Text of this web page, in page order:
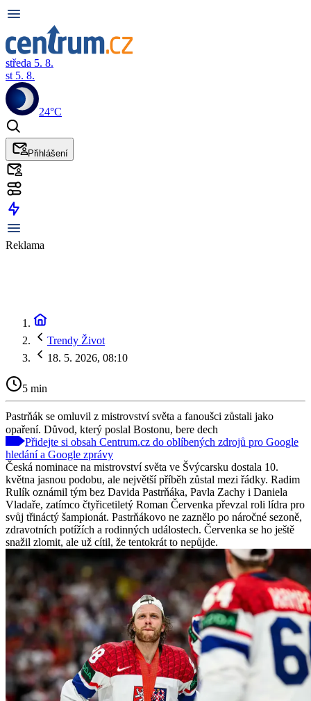
středa 5. 8.
st 5. 8.
24°C
Přihlášení
Reklama
Trendy Život
18. 5. 2026, 08:10
5 min
Pastrňák se omluvil z mistrovství světa a fanoušci zůstali jako
opaření. Důvod, který poslal Bostonu, bere dech
Přidejte si obsah Centrum.cz do oblíbených zdrojů pro Google
hledání a Google zprávy
Česká nominace na mistrovství světa ve Švýcarsku dostala 10.
května jasnou podobu, ale největší příběh zůstal mezi řádky. Radim
Rulík oznámil tým bez Davida Pastrňáka, Pavla Zachy i Daniela
Vladaře, zatímco čtyřicetiletý Roman Červenka převzal roli lídra pro
svůj třináctý šampionát. Pastrňákovo ne zaznělo po náročné sezoně,
zdravotních potížích a rodinných událostech. Červenka se ho ještě
snažil zlomit, ale už cítil, že tentokrát to nepůjde.